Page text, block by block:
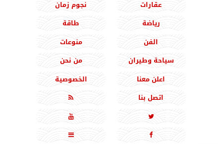
عقارات
نجوم زمان
رياضة
طاقة
الفن
منوعات
سياحة وطيران
من نحن
اعلن معنا
الخصوصية
اتصل بنا




